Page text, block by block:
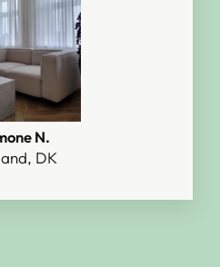
N.
DK